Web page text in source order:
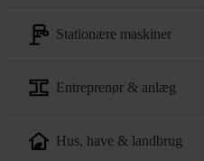
stationære maskiner
entreprenør & anlæg
hus, have & landbrug